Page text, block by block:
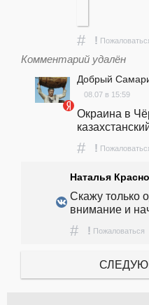
# !
Комментарий удалён
Добрый
08.07 в 15:59
Окраина в
# !
Наталья
Скажу только
внимание и
# ! Пожаловаться